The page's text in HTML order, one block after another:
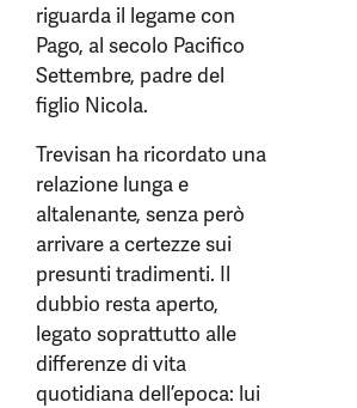
riguarda il legame con
Pago, al secolo Pacifico
Settembre, padre del
figlio Nicola.
Trevisan ha ricordato una
relazione lunga e
altalenante, senza però
arrivare a certezze sui
presunti tradimenti. Il
dubbio resta aperto,
legato soprattutto alle
differenze di vita
quotidiana dell’epoca: lui